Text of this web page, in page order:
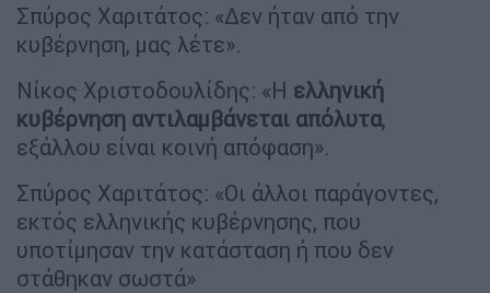
Σπύρος Χαριτάτος: «Δεν ήταν από την
κυβέρνηση, μας λέτε».
Νίκος Χριστοδουλίδης: «Η ελληνική
κυβέρνηση αντιλαμβάνεται απόλυτα,
εξάλλου είναι κοινή απόφαση».
Σπύρος Χαριτάτος: «Οι άλλοι παράγοντες,
εκτός ελληνικής κυβέρνησης, που
υποτίμησαν την κατάσταση ή που δεν
στάθηκαν σωστά»